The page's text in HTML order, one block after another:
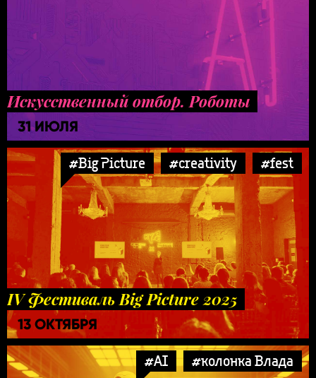
Искусственный отбор. Роботы
31 ИЮЛЯ
#Big Picture #creativity #fest
IV Фестиваль Big Picture 2025
13 ОКТЯБРЯ
#AI
#колонка Влада